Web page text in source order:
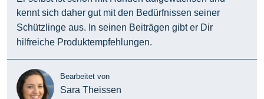
kennt sich daher gut mit den Bedürfnissen seiner
Schützlinge aus. In seinen Beiträgen gibt er Dir
hilfreiche Produktempfehlungen.
Bearbeitet von
Sara Theissen